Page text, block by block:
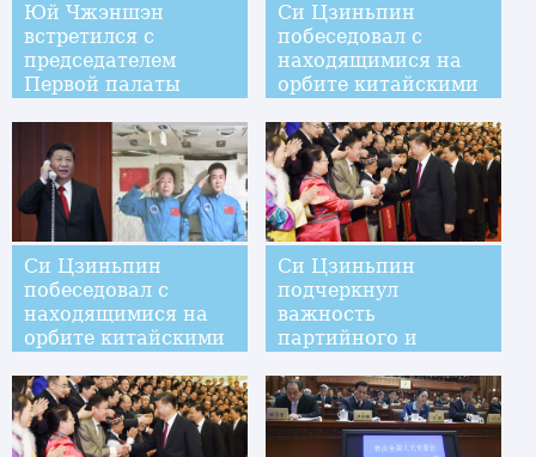
Юй Чжэншэн
встретился с
председателем
Первой палаты
Нидерландов
Си Цзиньпин
побеседовал с
находящимися на
орбите китайскими
Си Цзиньпин
побеседовал с
находящимися на
орбите китайскими
Си Цзиньпин
подчеркнул
важность
партийного и
к сотрудникам СМИ